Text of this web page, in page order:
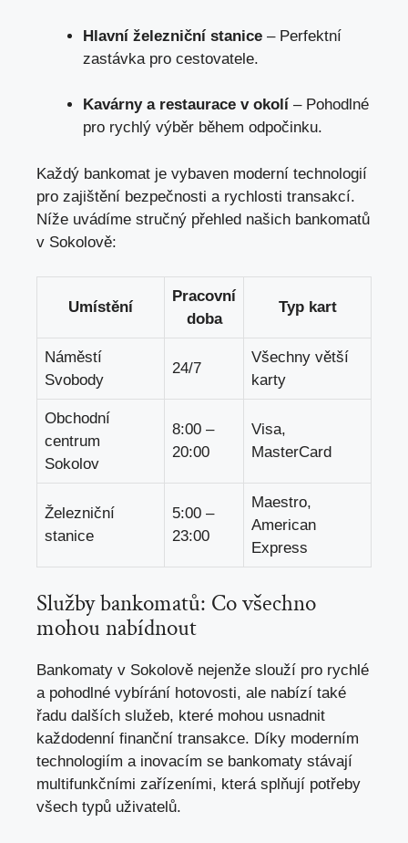
Hlavní železniční stanice ‍– Perfektní⁢
zastávka pro⁣ cestovatele.
Kavárny a restaurace v okolí – Pohodlné
pro rychlý výběr během odpočinku.
Každý bankomat je vybaven moderní ‍technologií
pro zajištění bezpečnosti a rychlosti transakcí.
Níže​ uvádíme ⁣stručný přehled našich bankomatů
v Sokolově:
Umístění
Pracovní
doba
Typ kart
Náměstí
Svobody
24/7
Všechny větší
karty
Obchodní‌
centrum
Sokolov
8:00 –
20:00
Visa,
MasterCard
Železniční
stanice
5:00⁢ –
23:00
Maestro,
American⁢
Express
Služby​ bankomatů: ⁢Co všechno
mohou ​nabídnout
Bankomaty v Sokolově nejenže slouží pro rychlé
a pohodlné vybírání⁣ hotovosti, ale‍ nabízí také
řadu dalších služeb, které mohou usnadnit
každodenní⁢ finanční transakce. Díky moderním
technologiím a inovacím se ‍bankomaty stávají
multifunkčními zařízeními, ⁢která splňují potřeby
všech typů ​uživatelů.